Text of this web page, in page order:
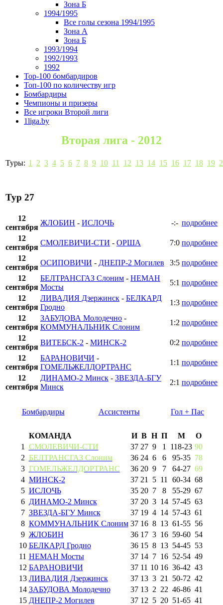
Зона Б
1994/1995
Все голы сезона 1994/1995
Зона А
Зона Б
1993/1994
1992/1993
1992
Top-100 бомбардиров
Топ-100 по количеству игр
Бомбардиры
Чемпионы и призеры
Все игроки Второй лиги
1liga.by
Вторая лига - 2012
Туры: 1 2 3 4 5 6 7 8 9 10 11 12 13 14 15 16 17 18 19
Тур 27
12
сентября
ЖЛОБИН - ИСЛОЧЬ -:- подробнее
12
сентября
СМОЛЕВИЧИ-СТИ - ОРША 7:0 подробнее
12
сентября
ОСИПОВИЧИ - ДНЕПР-2 Могилев 3:5 подробнее
12
сентября
БЕЛТРАНСГАЗ Слоним - НЕМАН
Мосты
5:1 подробнее
12
сентября
ЛИВАДИЯ Дзержинск - БЕЛКАРД
Гродно
1:3 подробнее
12
сентября
ЗАБУДОВА Молодечно -
КОММУНАЛЬНИК Слоним
1:2 подробнее
12
сентября
ВИТЕБСК-2 - МИНСК-2 0:2 подробнее
12
сентября
БАРАНОВИЧИ -
ГОМЕЛЬЖЕЛДОРТРАНС
1:1 подробнее
12
сентября
ДИНАМО-2 Минск - ЗВЕЗДА-БГУ
Минск
2:1 подробнее
Бомбардиры Ассистенты Гол + Пас
КОМАНДА И В Н П М
О
1
СМОЛЕВИЧИ-СТИ 37 27 9 1 118-23 90
2 БЕЛТРАНСГАЗ Слоним 36 24 6 6 95-35 78
3 ГОМЕЛЬЖЕЛДОРТРАНС 36 20 9 7 64-27 69
4 МИНСК-2 37 21 5 11 60-34 68
5 ИСЛОЧЬ 35 20 7 8 55-29 67
6 ДИНАМО-2 Минск 37 20 3 14 57-45 63
7 ЗВЕЗДА-БГУ Минск 37 19 4 14 57-43 61
8 КОММУНАЛЬНИК Слоним 37 16 8 13 61-55 56
9 ЖЛОБИН 36 17 3 16 59-60 54
10 БЕЛКАРД Гродно 36 15 8 13 54-45 53
11 НЕМАН Мосты 37 14 7 16 52-54 49
12 БАРАНОВИЧИ 37 11 10 16 36-42 43
13 ЛИВАДИЯ Дзержинск 37 13 3 21 50-72 42
14 ЗАБУДОВА Молодечно 37 13 2 22 46-86 41
15 ДНЕПР-2 Могилев 37 12 5 20 51-65 41